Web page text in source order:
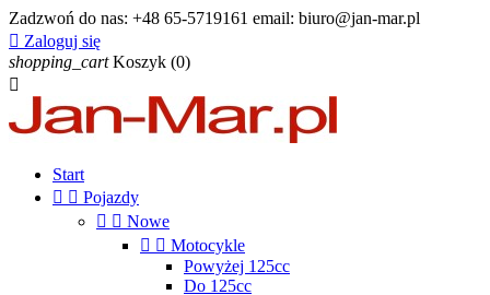
Zadzwoń do nas: +48 65-5719161 email: biuro@jan-mar.pl
 Zaloguj się
shopping_cart Koszyk (0)

Start
  Pojazdy
  Nowe
  Motocykle
Powyżej 125cc
Do 125cc